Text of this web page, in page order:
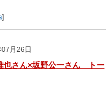
]
月26日
也さん×坂野公一さん トー